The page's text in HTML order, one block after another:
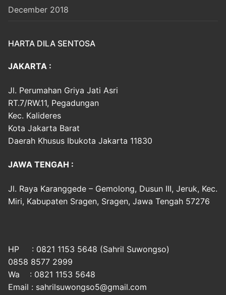
December 2018
HARTA DILA SENTOSA
JAKARTA :
Jl. Perumahan Griya Jati Asri
RT.7/RW.11, Pegadungan
Kec. Kalideres
Kota Jakarta Barat
Daerah Khusus Ibukota Jakarta 11830
JAWA TENGAH :
Jl. Raya Karanggede – Gemolong, Dusun III, Jeruk, Kec.
Miri, Kabupaten Sragen, Sragen, Jawa Tengah 57276
HP : 0821 1153 5648 (Sahril Suwongso)
0858 8577 2999
Wa : 0821 1153 5648
Email : sahrilsuwongso5@gmail.com